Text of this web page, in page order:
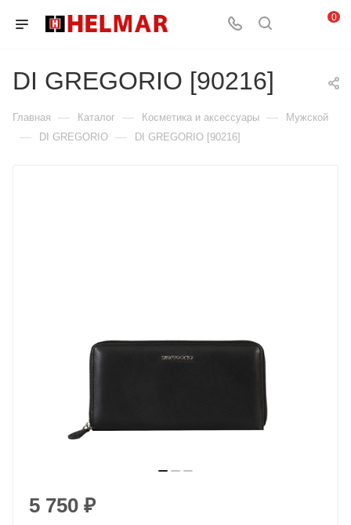
0
DI GREGORIO [90216]
Главная — Каталог — Косметика и аксессуары — Мужской
— DI GREGORIO — DI GREGORIO [90216]
5 750 ₽